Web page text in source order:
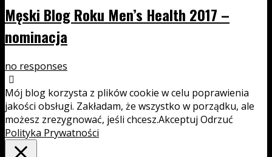
Męski Blog Roku Men’s Health 2017 –
nominacja
no responses
Mój blog korzysta z plików cookie w celu poprawienia
jakości obsługi. Zakładam, że wszystko w porządku, ale
możesz zrezygnować, jeśli chcesz.Akceptuj Odrzuć
Polityka Prywatności